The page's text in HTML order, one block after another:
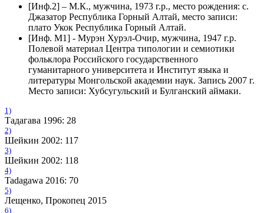
[Инф.2] – М.К., мужчина, 1973 г.р., место рождения: с.
Джазатор Республика Горный Алтай, место записи:
плато Укок Республика Горный Алтай.
[Инф. М1] - Мурэн Хурэл-Очир, мужчина, 1947 г.р.
Полевой материал Центра типологии и семиотики
фольклора Российского государственного
гуманитарного университета и Институт языка и
литературы Монгольской академии наук. Запись 2007 г.
Место записи: Хубсугульский и Булганский аймаки.
1)
Тадагава 1996: 28
2)
Шейкин 2002: 117
3)
Шейкин 2002: 118
4)
Tadagawa 2016: 70
5)
Лещенко, Прокопец 2015
6)